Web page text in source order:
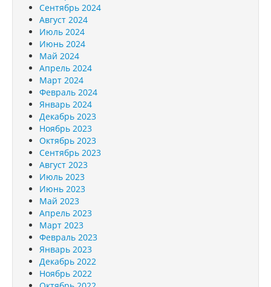
Сентябрь 2024
Август 2024
Июль 2024
Июнь 2024
Май 2024
Апрель 2024
Март 2024
Февраль 2024
Январь 2024
Декабрь 2023
Ноябрь 2023
Октябрь 2023
Сентябрь 2023
Август 2023
Июль 2023
Июнь 2023
Май 2023
Апрель 2023
Март 2023
Февраль 2023
Январь 2023
Декабрь 2022
Ноябрь 2022